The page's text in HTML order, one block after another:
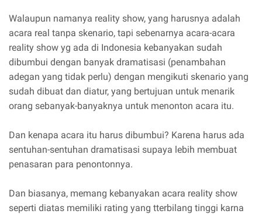
Walaupun namanya reality show, yang harusnya adalah
acara real tanpa skenario, tapi sebenarnya acara-acara
reality show yg ada di Indonesia kebanyakan sudah
dibumbui dengan banyak dramatisasi (penambahan
adegan yang tidak perlu) dengan mengikuti skenario yang
sudah dibuat dan diatur, yang bertujuan untuk menarik
orang sebanyak-banyaknya untuk menonton acara itu.
Dan kenapa acara itu harus dibumbui? Karena harus ada
sentuhan-sentuhan dramatisasi supaya lebih membuat
penasaran para penontonnya.
Dan biasanya, memang kebanyakan acara reality show
seperti diatas memiliki rating yang tterbilang tinggi karna